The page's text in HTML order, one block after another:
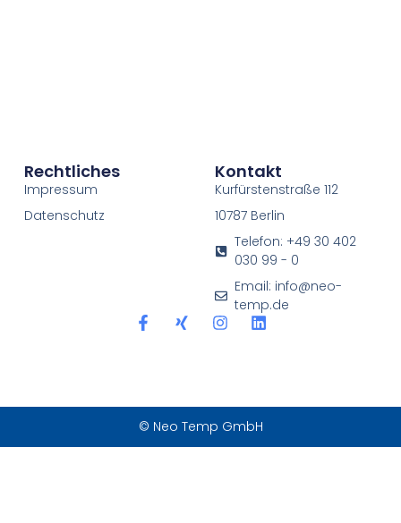
Rechtliches
Impressum
Datenschutz
Kontakt
Kurfürstenstraße 112
10787 Berlin
Telefon: +49 30 402
030 99 - 0
Email: info@neo-
temp.de
© Neo Temp GmbH